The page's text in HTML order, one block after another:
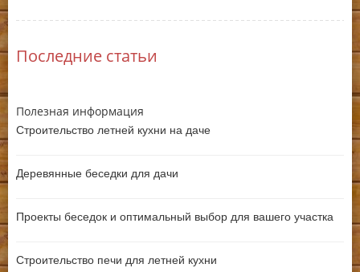
Последние статьи
Полезная информация
Строительство летней кухни на даче
Деревянные беседки для дачи
Проекты беседок и оптимальный выбор для вашего участка
Строительство печи для летней кухни